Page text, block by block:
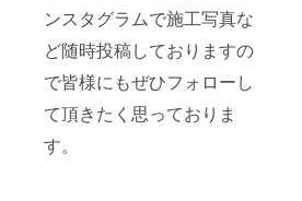
ンスタグラムで施工写真な
ど随時投稿しておりますの
で皆様にもぜひフォローし
て頂きたく思っておりま
す。